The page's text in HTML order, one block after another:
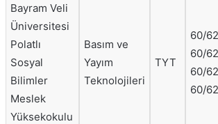
Bayram Veli
Üniversitesi
Polatlı
Sosyal
Bilimler
Meslek
Yüksekokulu
Basım ve
Yayım
Teknolojileri
TYT
60/62
60/62
60/62
60/62